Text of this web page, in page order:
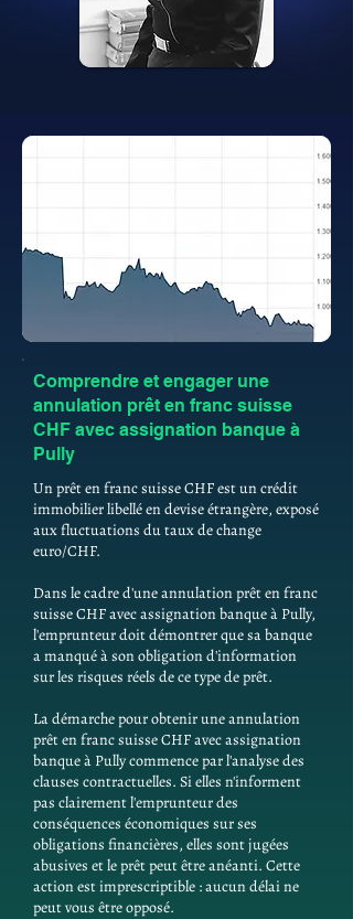
Comprendre et engager une
annulation prêt en franc suisse
CHF avec assignation banque à
Pully
Un prêt en franc suisse CHF est un crédit
immobilier libellé en devise étrangère, exposé
aux fluctuations du taux de change
euro/CHF.
Dans le cadre d'une annulation prêt en franc
suisse CHF avec assignation banque à Pully,
l'emprunteur doit démontrer que sa banque
a manqué à son obligation d'information
sur les risques réels de ce type de prêt.
La démarche pour obtenir une annulation
prêt en franc suisse CHF avec assignation
banque à Pully commence par l'analyse des
clauses contractuelles. Si elles n'informent
pas clairement l'emprunteur des
conséquences économiques sur ses
obligations financières, elles sont jugées
abusives et le prêt peut être anéanti. Cette
action est imprescriptible : aucun délai ne
peut vous être opposé.